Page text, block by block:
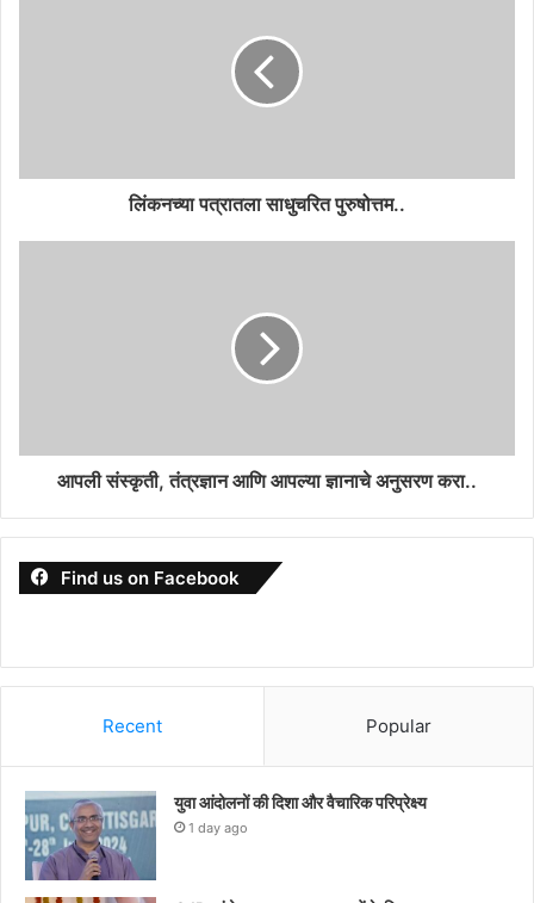
लिंकनच्या पत्रातला साधुचरित पुरुषोत्तम..
आपली संस्कृती, तंत्रज्ञान आणि आपल्या ज्ञानाचे अनुसरण करा..
Find us on Facebook
Recent Popular
युवा आंदोलनों की दिशा और वैचारिक परिप्रेक्ष्य
1 day ago